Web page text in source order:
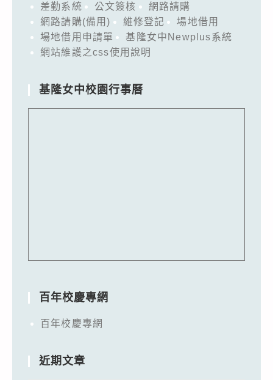
差勤系統 公文簽核
網路請購
網路請購(備用)
維修登記
場地借用
場地借用申請單
基隆女中Newplus系統
網站維護之css使用說明
基隆女中校園行事曆
百年校慶專網
百年校慶專網
近期文章